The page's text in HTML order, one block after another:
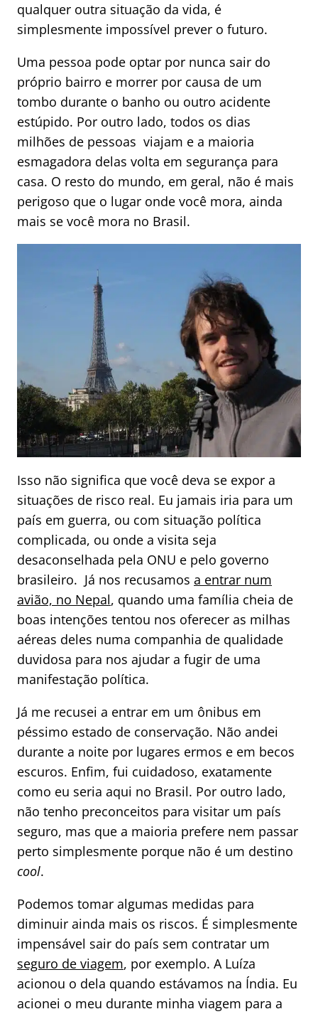
qualquer outra situação da vida, é
simplesmente impossível prever o futuro.
Uma pessoa pode optar por nunca sair do
próprio bairro e morrer por causa de um
tombo durante o banho ou outro acidente
estúpido. Por outro lado, todos os dias
milhões de pessoas viajam e a maioria
esmagadora delas volta em segurança para
casa. O resto do mundo, em geral, não é mais
perigoso que o lugar onde você mora, ainda
mais se você mora no Brasil.
Isso não significa que você deva se expor a
situações de risco real. Eu jamais iria para um
país em guerra, ou com situação política
complicada, ou onde a visita seja
desaconselhada pela ONU e pelo governo
brasileiro. Já nos recusamos a entrar num
avião, no Nepal, quando uma família cheia de
boas intenções tentou nos oferecer as milhas
aéreas deles numa companhia de qualidade
duvidosa para nos ajudar a fugir de uma
manifestação política.
Já me recusei a entrar em um ônibus em
péssimo estado de conservação. Não andei
durante a noite por lugares ermos e em becos
escuros. Enfim, fui cuidadoso, exatamente
como eu seria aqui no Brasil. Por outro lado,
não tenho preconceitos para visitar um país
seguro, mas que a maioria prefere nem passar
perto simplesmente porque não é um destino
cool.
Podemos tomar algumas medidas para
diminuir ainda mais os riscos. É simplesmente
impensável sair do país sem contratar um
seguro de viagem, por exemplo. A Luíza
acionou o dela quando estávamos na Índia. Eu
acionei o meu durante minha viagem para a